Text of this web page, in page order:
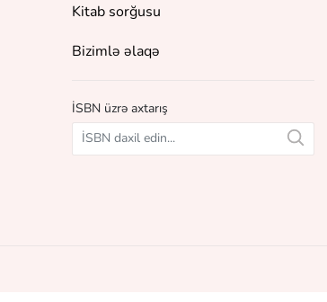
Kitab sorğusu
Bizimlə əlaqə
İSBN üzrə axtarış